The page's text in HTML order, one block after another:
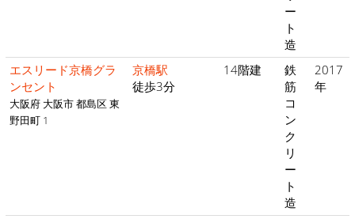
ー
ト
造
エスリード京橋グラ
ンセント
大阪府 大阪市 都島区 東
野田町 1
京橋駅
徒歩3分
14階建
鉄
筋
コ
ン
ク
リ
ー
ト
造
2017
年